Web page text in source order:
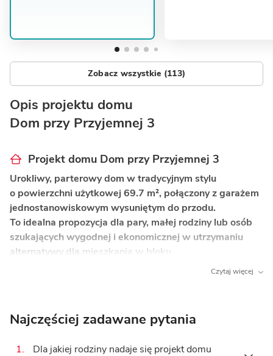
Zobacz wszystkie (113)
Opis projektu domu
Dom przy Przyjemnej 3
Projekt domu Dom przy Przyjemnej 3
Urokliwy, parterowy dom w tradycyjnym stylu
o powierzchni użytkowej 69.7 m², połączony z garażem
jednostanowiskowym wysuniętym do przodu.
To idealna propozycja dla pary, małej rodziny lub osób
szukających wygodnej i ekonomicznej w utrzymaniu
alternatywy dla mieszkania w bloku.
tworzy pokój dzienny połączony z otwartą kuchnią
i nastrojowym kominkiem, który ociepli chłodne
wieczory.
Czytaj więcej
Najczęściej zadawane pytania
1.
Dla jakiej rodziny nadaje się projekt domu